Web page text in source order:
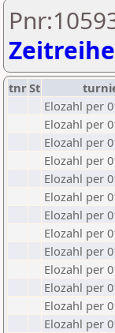
Zeitreihe
tnrSt
Elozahl per
Elozahl per
Elozahl per
Elozahl per
Elozahl per
Elozahl per
Elozahl per
Elozahl per
Elozahl per
Elozahl per
Elozahl per
Elozahl per
Elozahl per